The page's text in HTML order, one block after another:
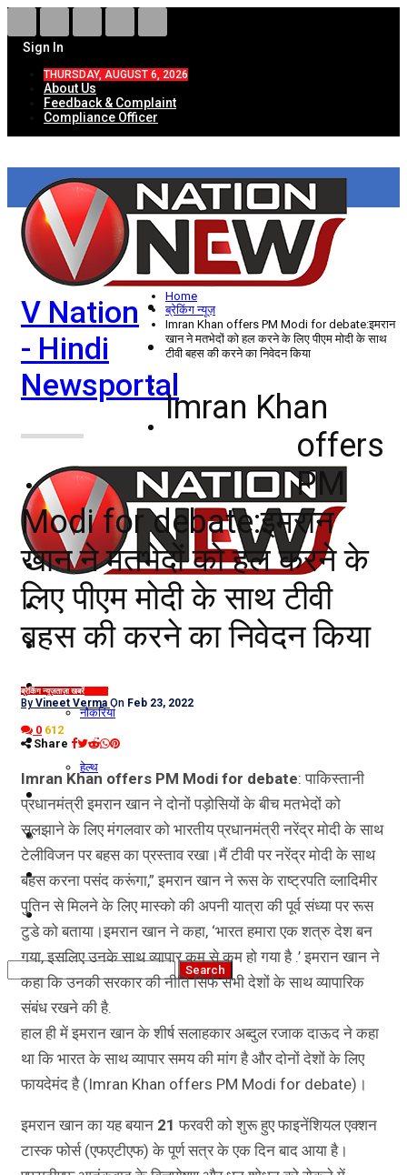
Sign In
THURSDAY, AUGUST 6, 2026
About Us
Feedback & Complaint
Compliance Officer
V Nation
- Hindi
Newsportal
HOME
ताज़ा खबरें
देश
विदेश
राज्य
नोएडा
दिल्ली/NCR
राजनीति
कारोबार
खेल
मनोरंजन
शिक्षा
नौकरियां
जीवन शैली
हेल्थ
क्राइम
कृषि
धर्म
विज्ञान तकनीकी
Home
ब्रेकिंग न्यूज़
Imran Khan offers PM Modi for debate:इमरान
खान ने मतभेदों को हल करने के लिए पीएम मोदी के साथ
टीवी बहस की करने का निवेदन किया
Imran Khan
offers
PM
Modi for debate:इमरान
खान ने मतभेदों को हल करने के
लिए पीएम मोदी के साथ टीवी
बहस की करने का निवेदन किया
ब्रेकिंग न्यूज़ताज़ा खबरें
By Vineet Verma On Feb 23, 2022
0 612
Share
Imran Khan offers PM Modi for debate: पाकिस्तानी
प्रधानमंत्री इमरान खान ने दोनों पड़ोसियों के बीच मतभेदों को
सुलझाने के लिए मंगलवार को भारतीय प्रधानमंत्री नरेंद्र मोदी के साथ
टेलीविजन पर बहस का प्रस्ताव रखा।मैं टीवी पर नरेंद्र मोदी के साथ
बहस करना पसंद करूंगा,” इमरान खान ने रूस के राष्ट्रपति व्लादिमीर
पुतिन से मिलने के लिए मास्को की अपनी यात्रा की पूर्व संध्या पर रूस
टुडे को बताया।इमरान खान ने कहा, ‘भारत हमारा एक शत्रु देश बन
गया, इसलिए उनके साथ व्यापार कम से कम हो गया है .’ इमरान खान ने
कहा कि उनकी सरकार की नीति सिर्फ सभी देशों के साथ व्यापारिक
संबंध रखने की है.
हाल ही में इमरान खान के शीर्ष सलाहकार अब्दुल रजाक दाऊद ने कहा
था कि भारत के साथ व्यापार समय की मांग है और दोनों देशों के लिए
फायदेमंद है (Imran Khan offers PM Modi for debate)।
इमरान खान का यह बयान 21 फरवरी को शुरू हुए फाइनेंशियल एक्शन
टास्क फोर्स (एफएटीएफ) के पूर्ण सत्र के एक दिन बाद आया है।